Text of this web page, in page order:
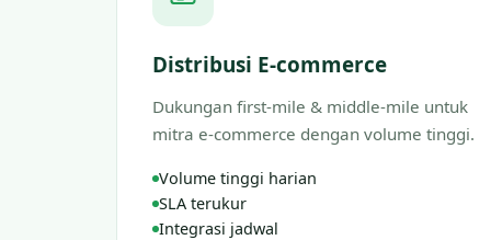
Distribusi E-commerce
Dukungan first-mile & middle-mile untuk
mitra e-commerce dengan volume tinggi.
Volume tinggi harian
SLA terukur
Integrasi jadwal